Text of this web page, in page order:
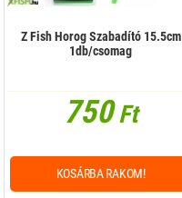
Z Fish Horog Szabadító 15.5cm
1db/csomag
750Ft
KOSÁRBA RAKOM!